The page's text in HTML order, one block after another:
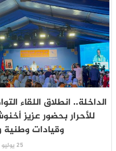
الداخلة.. انطلاق اللقاء
للأحرار بحضور عزيز
وقيادات
25 يوليو 2026